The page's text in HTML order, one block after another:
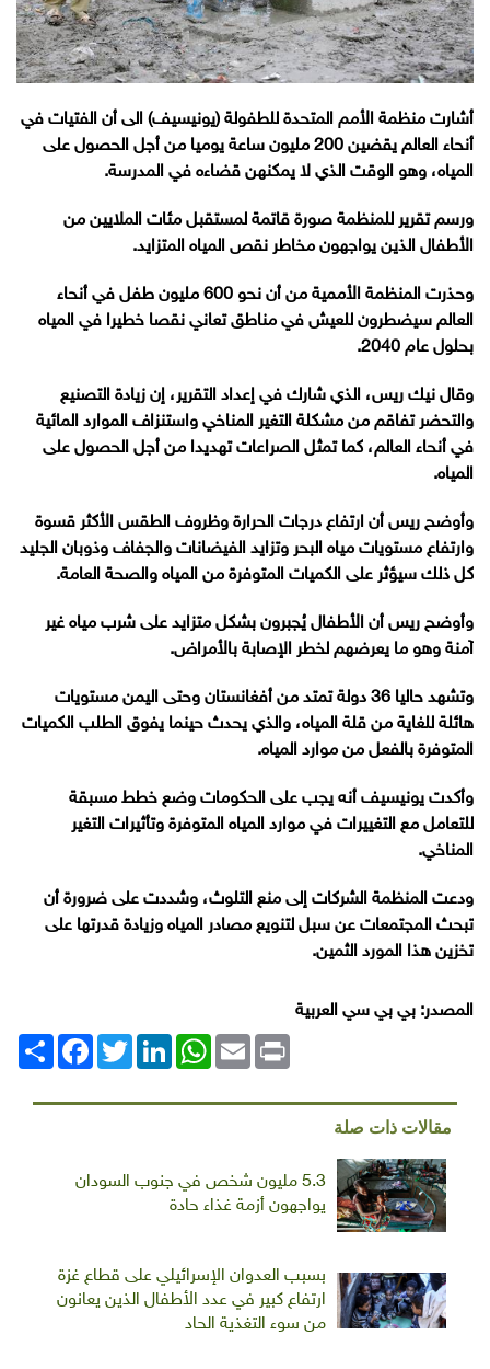
أشارت منظمة الأمم المتحدة للطفولة (يونيسيف) الى أن الفتيات في
أنحاء العالم يقضين 200 مليون ساعة يوميا من أجل الحصول على
المياه، وهو الوقت الذي لا يمكنهن قضاءه في المدرسة.
ورسم تقرير للمنظمة صورة قاتمة لمستقبل مئات الملايين من
الأطفال الذين يواجهون مخاطر نقص المياه المتزايد.
وحذرت المنظمة الأممية من أن نحو 600 مليون طفل في أنحاء
العالم سيضطرون للعيش في مناطق تعاني نقصا خطيرا في المياه
بحلول عام 2040.
وقال نيك ريس، الذي شارك في إعداد التقرير، إن زيادة التصنيع
والتحضر تفاقم من مشكلة التغير المناخي واستنزاف الموارد المائية
في أنحاء العالم، كما تمثل الصراعات تهديدا من أجل الحصول على
المياه.
وأوضح ريس أن ارتفاع درجات الحرارة وظروف الطقس الأكثر قسوة
وارتفاع مستويات مياه البحر وتزايد الفيضانات والجفاف وذوبان الجليد
كل ذلك سيؤثر على الكميات المتوفرة من المياه والصحة العامة.
وأوضح ريس أن الأطفال يُجبرون بشكل متزايد على شرب مياه غير
آمنة وهو ما يعرضهم لخطر الإصابة بالأمراض.
وتشهد حاليا 36 دولة تمتد من أفغانستان وحتى اليمن مستويات
هائلة للغاية من قلة المياه، والذي يحدث حينما يفوق الطلب الكميات
المتوفرة بالفعل من موارد المياه.
وأكدت يونيسيف أنه يجب على الحكومات وضع خطط مسبقة
للتعامل مع التغييرات في موارد المياه المتوفرة وتأثيرات التغير
المناخي.
ودعت المنظمة الشركات إلى منع التلوث، وشددت على ضرورة أن
تبحث المجتمعات عن سبل لتنويع مصادر المياه وزيادة قدرتها على
تخزين هذا المورد الثمين.
المصدر: بي بي سي العربية
انشر
FacebookTwitterLinkedIn
WhatsAppEmail Print
مقالات ذات صلة
5.3 مليون شخص في جنوب السودان
يواجهون أزمة غذاء حادة
بسبب العدوان الإسرائيلي على قطاع غزة
ارتفاع كبير في عدد الأطفال الذين يعانون
من سوء التغذية الحاد